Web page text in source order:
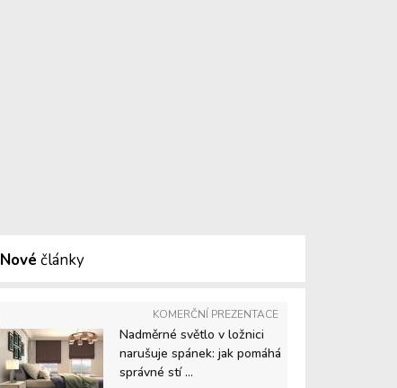
Nové články
KOMERČNÍ PREZENTACE
Nadměrné světlo v ložnici
narušuje spánek: jak pomáhá
správné stí ...